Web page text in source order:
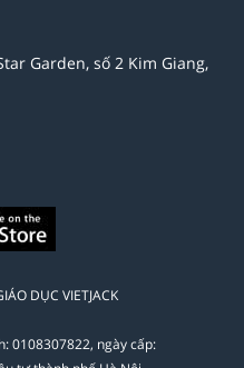
Garden, số 2 Kim Giang,
DỤC VIETJACK
0108307822, ngày cấp: